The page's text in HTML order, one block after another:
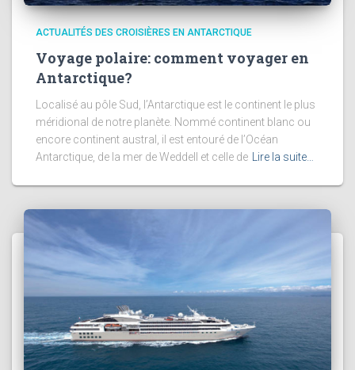
ACTUALITÉS DES CROISIÈRES EN ANTARCTIQUE
Voyage polaire: comment voyager en
Antarctique?
Localisé au pôle Sud, l’Antarctique est le continent le plus
méridional de notre planète. Nommé continent blanc ou
encore continent austral, il est entouré de l’Océan
Antarctique, de la mer de Weddell et celle de
Lire la suite…